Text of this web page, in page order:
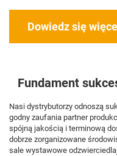
Dowiedz się
Fundament
Nasi dystrybutorzy odnoszą
godny zaufania partner
spójną jakością i terminową
dobrze zorganizowane
sale wystawowe